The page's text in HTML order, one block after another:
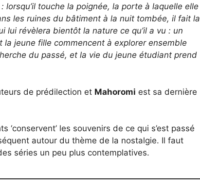
touche la poignée, la porte à laquelle elle
les ruines du bâtiment à la nuit tombée, il fait la
lui révèlera bientôt la nature ce qu’il a vu : un
jeune fille commencent à explorer ensemble
du passé, et la vie du jeune étudiant prend
de prédilection et Mahoromi est sa dernière
‘conservent’ les souvenirs de ce qui s’est passé
autour du thème de la nostalgie. Il faut
séries un peu plus contemplatives.